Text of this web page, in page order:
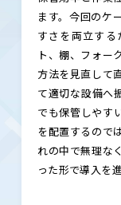
ます。今回のケ
すさを両立する
ト、棚、フォー
方法を見直して
て適切な設備へ
でも保管しやす
を配置するので
れの中で無理な
った形で導入を進